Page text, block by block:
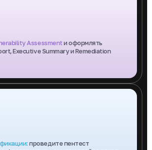
Assessmentи оформлять
Executive Summary и Remediation
проведите пентест